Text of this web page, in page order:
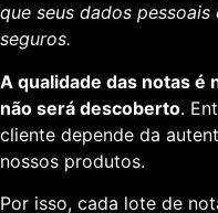
que seus dados
seguros.
A qualidade das notas é
não será descoberto.
cliente depende da
nossos produtos.
Por isso, cada lote de